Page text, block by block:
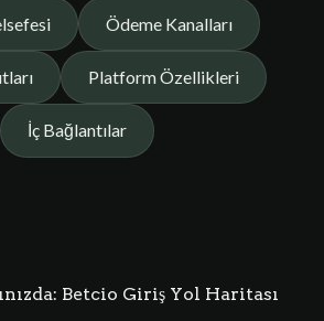
Ödeme Kanalları
Platform Özellikleri
İç Bağlantılar
Betcio Giriş Yol Haritası